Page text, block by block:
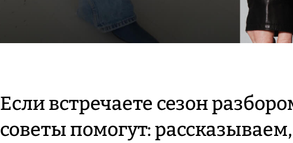
Если встречаете сезон
советы помогут: